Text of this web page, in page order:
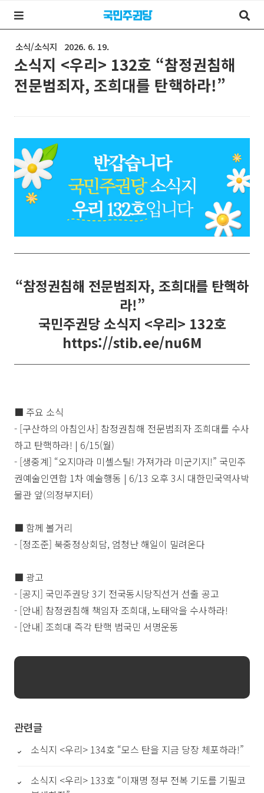
소식/소식지 2026. 6. 19.
소식지 <우리> 132호 “참정권침해
전문범죄자, 조희대를 탄핵하라!”
“참정권침해 전문범죄자, 조희대를 탄핵하
라!”
국민주권당 소식지 <우리> 132호
https://stib.ee/nu6M
■ 주요 소식
- [구산하의 아침인사] 참정권침해 전문범죄자 조희대를 수사
하고 탄핵하라! | 6/15(월)
- [생중계] “오지마라 미셸스틸! 가져가라 미군기지!” 국민주
권예술인연합 1차 예술행동 | 6/13 오후 3시 대한민국역사박
물관 앞(의정부지터)
■ 함께 볼거리
- [정조준] 북중정상회담, 엄청난 해일이 밀려온다
■ 광고
- [공지] 국민주권당 3기 전국동시당직선거 선출 공고
- [안내] 참정권침해 책임자 조희대, 노태악을 수사하라!
- [안내] 조희대 즉각 탄핵 범국민 서명운동
관련글
소식지 <우리> 134호 “모스 탄을 지금 당장 체포하라!”
소식지 <우리> 133호 “이재명 정부 전복 기도를 기필코